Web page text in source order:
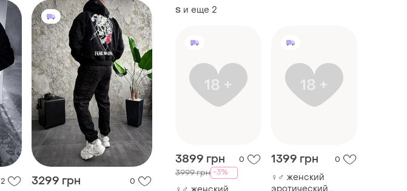
S и еще 2
3899 грн 0
3999 грн -3%
1399 грн 0
♀️♂️ женский
2 3299 грн 0